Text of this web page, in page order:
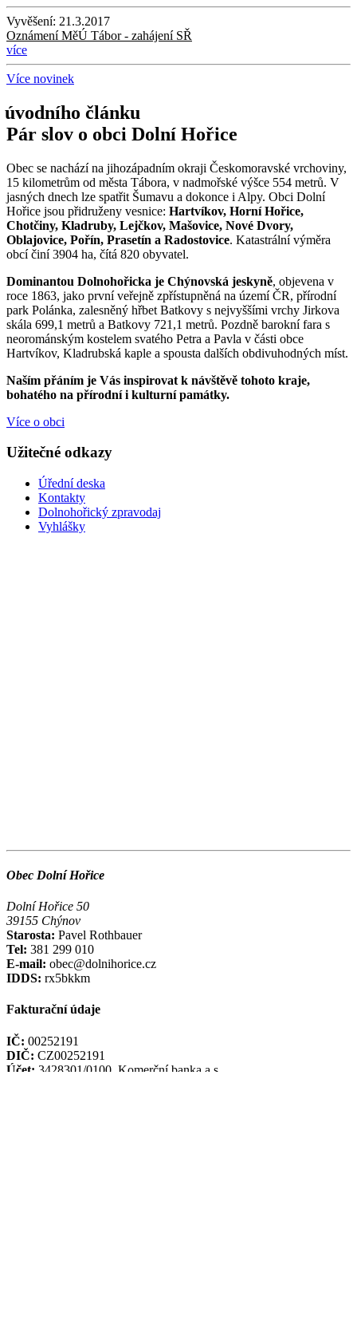
Vyvěšení: 21.3.2017
Oznámení MěÚ Tábor - zahájení SŘ
více
Více novinek
Pár slov o obci Dolní Hořice
Obec se nachází na jihozápadním okraji Českomoravské vrchoviny,
15 kilometrům od města Tábora, v nadmořské výšce 554 metrů. V
jasných dnech lze spatřit Šumavu a dokonce i Alpy. Obci Dolní
Hořice jsou přidruženy vesnice: Hartvíkov, Horní Hořice,
Chotčiny, Kladruby, Lejčkov, Mašovice, Nové Dvory,
Oblajovice, Pořín, Prasetín a Radostovice. Katastrální výměra
obcí činí 3904 ha, čítá 820 obyvatel.
Dominantou Dolnohořicka je Chýnovská jeskyně, objevena v
roce 1863, jako první veřejně zpřístupněná na území ČR, přírodní
park Polánka, zalesněný hřbet Batkovy s nejvyššími vrchy Jirkova
skála 699,1 metrů a Batkovy 721,1 metrů. Pozdně barokní fara s
neorománským kostelem svatého Petra a Pavla v části obce
Hartvíkov, Kladrubská kaple a spousta dalších obdivuhodných míst.
Naším přáním je Vás inspirovat k návštěvě tohoto kraje,
bohatého na přírodní i kulturní památky.
Více o obci
Užitečné odkazy
Úřední deska
Kontakty
Dolnohořický zpravodaj
Vyhlášky
Obec Dolní Hořice
Dolní Hořice 50
39155 Chýnov
Starosta: Pavel Rothbauer
Tel: 381 299 010
E-mail: obec@dolnihorice.cz
IDDS: rx5bkkm
Fakturační údaje
IČ: 00252191
DIČ: CZ00252191
Účet: 3428301/0100, Komerční banka a.s.